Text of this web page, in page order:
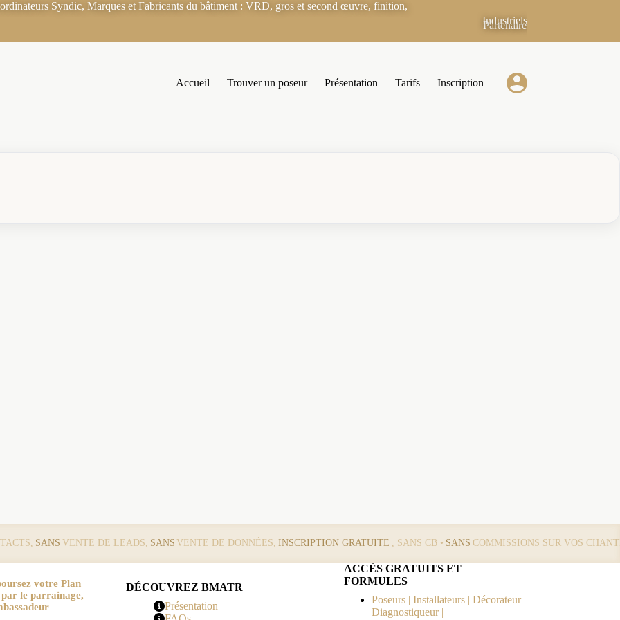
Syndic, Marques et Fabricants du bâtiment : VRD, gros et second œuvre, finition,
Industriels
Partenaires
Accueil Trouver un poseur Présentation Tarifs Inscription
SANS VENTE DE LEADS, SANS VENTE DE DONNÉES, INSCRIPTION GRATUITE , SANS CB • SANS COMMISSIONS SUR VOS
votre Plan
le parrainage,
DÉCOUVREZ BMATR
Présentation
ACCÈS GRATUITS ET
FORMULES
Poseurs | Installateurs | Décorateur |
Diagnostiqueur |